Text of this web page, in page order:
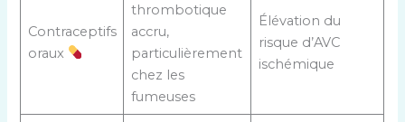
Contraceptifs
oraux
thrombotique
accru,
particulièrement
chez les
fumeuses
Élévation du
risque d’AVC
ischémique